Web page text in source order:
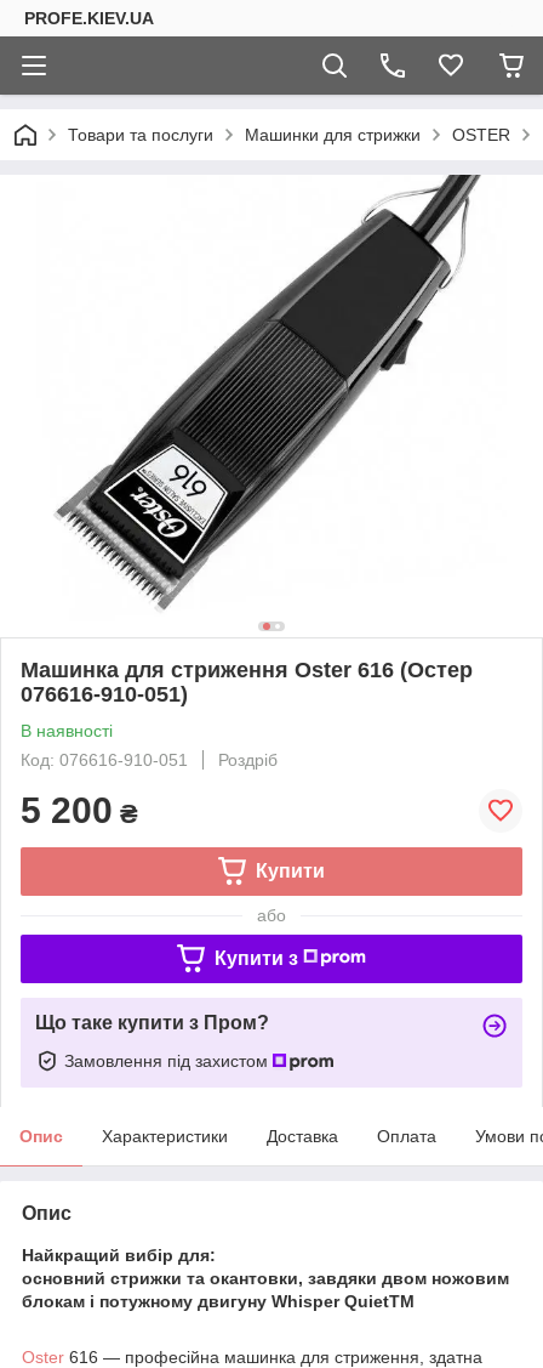
PROFE.KIEV.UA
Товари та послуги Машинки для стрижки OSTER
Машинка для стриження Oster 616 (Остер
076616-910-051)
В наявності
Код: 076616-910-051
Роздріб
5 200 ₴
Купити
або
Купити з
Що таке купити з Пром?
Замовлення під захистом
Опис Характеристики Доставка Оплата Умови
Опис
Найкращий вибір для:
основний стрижки та окантовки, завдяки двом ножовим
блокам і потужному двигуну Whisper QuietTM
Oster 616 — професійна машинка для стриження, здатна